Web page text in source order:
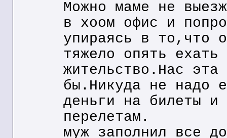
Можно маме не
в хоом офис и
упираясь в то,что
тяжело опять
жительство.Нас эта
бы.Никуда не надо
деньги на билеты и
перелетам.
муж заполнил все